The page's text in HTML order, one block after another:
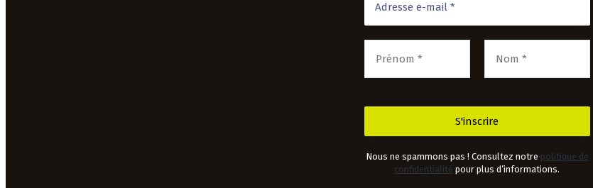
Nous ne spammons pas ! Consultez notre politique de
confidentialité pour plus d’informations.